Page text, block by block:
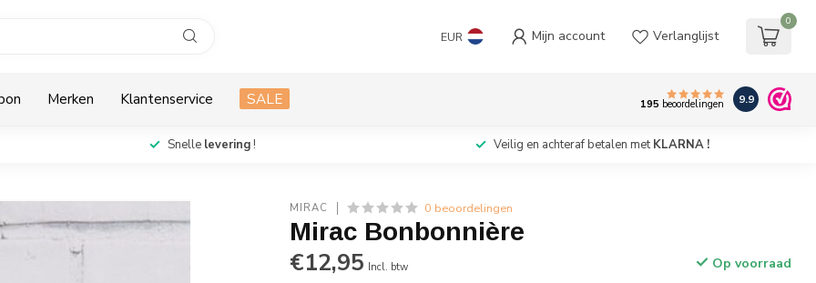
EUR Mijn account Verlanglijst
0
Merken Klantenservice SALE 195 beoordelingen 9.9
Snelle levering! Veilig en achteraf betalen met KLARNA !
MIRAC 0 beoordelingen
Mirac Bonbonnière
€12,95 Incl. btw Op voorraad